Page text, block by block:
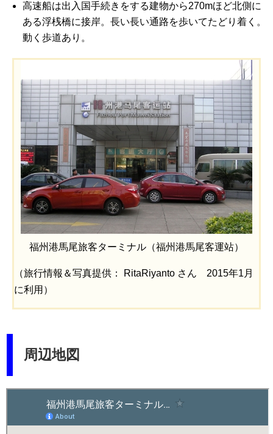
高速船は出入国手続きをする建物から270mほど北側に
ある浮桟橋に接岸。長い長い通路を歩いてたどり着く。
動く歩道あり。
福州港馬尾旅客ターミナル（福州港馬尾客運站）
（旅行情報＆写真提供： RitaRiyanto さん 2015年1月
に利用）
周辺地図